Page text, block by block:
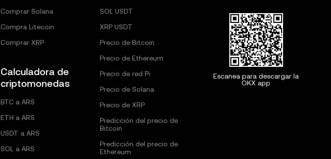
Comprar Solana
Compra Litecoin
Comprar XRP
Calculadora de
criptomonedas
BTC a ARS
ETH a ARS
USDT a ARS
SOL a ARS
SOL USDT
XRP USDT
Precio de Bitcoin
Precio de Ethereum
Precio de red Pi
Precio de Solana
Precio de XRP
Predicción del precio de
Bitcoin
Predicción del precio de
Ethereum
Escanea para descargar la
OKX app